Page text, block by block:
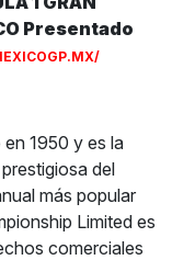
Presentado
1950 y es la
del
más popular
Limited es
comerciales